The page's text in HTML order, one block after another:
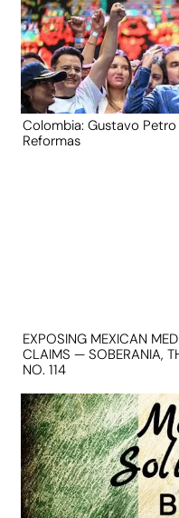
Colombia: Gustavo
Reformas
EXPOSING MEXICAN
CLAIMS — SOBERANIA,
NO. 114